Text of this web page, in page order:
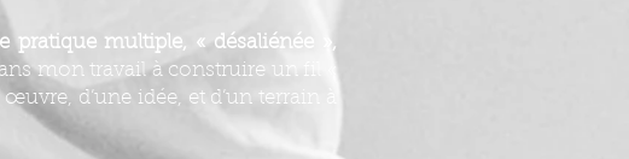
pratique multiple, « désaliénée »,
mon travail à construire un fil «
d’une idée, et d’un terrain à